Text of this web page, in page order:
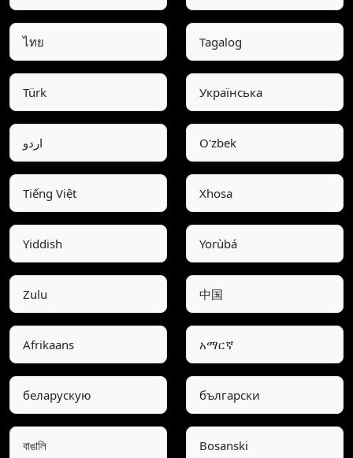
ไทย Tagalog
Türk Українська
اردو O'zbek
Tiếng Việt Xhosa
Yiddish Yorùbá
Zulu 中国
Afrikaans አማርኛ
беларускую български
বাঙালি Bosanski